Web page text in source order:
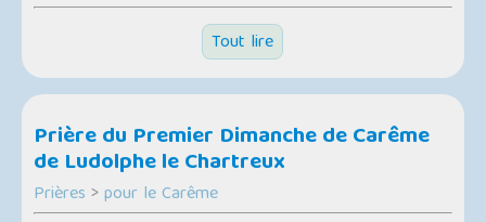
Tout lire
Prière du Premier Dimanche de Carême
de Ludolphe le Chartreux
Prières >pour le Carême